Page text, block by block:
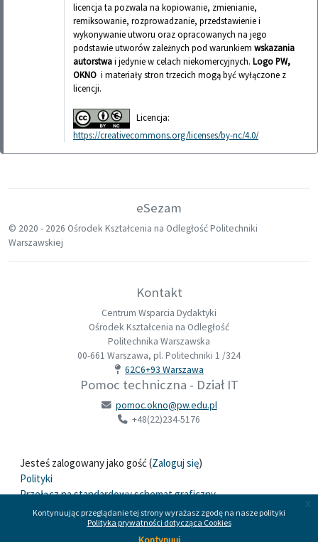
Kontynuując przeglądanie tej strony wyrażasz zgodę na nasze polityki
Polityka prywatności dotycząca Cookies
x
licencja ta pozwala na kopiowanie, zmienianie,
remiksowanie, rozprowadzanie, przedstawienie i
wykonywanie utworu oraz opracowanych na jego
podstawie utworów zależnych pod warunkiem wskazania
autorstwai jedynie w celach niekomercyjnych. Logo PW,
OKNO i materiały stron trzecich mogą być wyłączone z
licencji.
Licencja:
https://creativecommons.org/licenses/by-nc/4.0/
eSezam
© 2020 - 2026 Ośrodek Kształcenia na Odległość Politechniki
Warszawskiej
Kontakt
Centrum Wsparcia Dydaktyki
Ośrodek Kształcenia na Odległość
Politechnika Warszawska
00-661 Warszawa, pl. Politechniki 1 /324
62C6+93 Warszawa
Pomoc techniczna - Dział IT
pomoc.okno@pw.edu.pl
+48(22)234-5176
Jesteś zalogowany jako gość (Zaloguj się)
Polityki
Przełącz na standardowy schemat graficzny